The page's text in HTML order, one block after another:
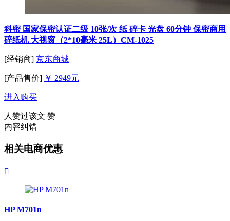
科密 国家保密认证二级 10张/次 纸 碎卡 光盘 60分钟 保密商用
碎纸机 大视窗（2*10毫米 25L）CM-1025
[经销商] 京东商城
[产品售价] ￥ 2949元
进入购买
人赞过该文 赞
内容纠错
相关电商优惠

HP M701n